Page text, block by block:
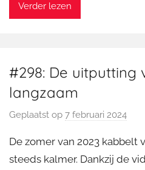
Verder lezen
#298: De uitputting
langzaam
Geplaatst op 7 februari 2024d
o
r
De zomer van 2023 kabbelt
steeds kalmer. Dankzij de